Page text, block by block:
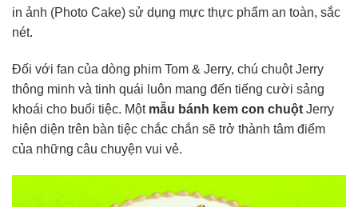
in ảnh (Photo Cake) sử dụng mực thực phẩm an toàn, sắc
nét.
Đối với fan của dòng phim Tom & Jerry, chú chuột Jerry
thông minh và tinh quái luôn mang đến tiếng cười sảng
khoái cho buổi tiệc. Một mẫu bánh kem con chuột Jerry
hiện diện trên bàn tiệc chắc chắn sẽ trở thành tâm điểm
của những câu chuyện vui vẻ.